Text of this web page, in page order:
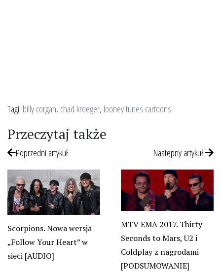
Tagi: billy corgan, chad kroeger, looney tunes cartoons
Przeczytaj także
Poprzedni artykuł
Scorpions. Nowa wersja
„Follow Your Heart” w
sieci [AUDIO]
Następny artykuł
MTV EMA 2017. Thirty
Seconds to Mars, U2 i
Coldplay z nagrodami
[PODSUMOWANIE]